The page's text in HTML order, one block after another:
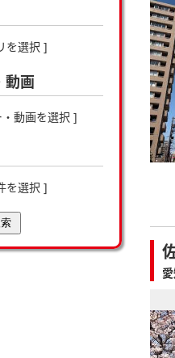
を選択 ]
動画
・動画を選択 ]
を選択 ]